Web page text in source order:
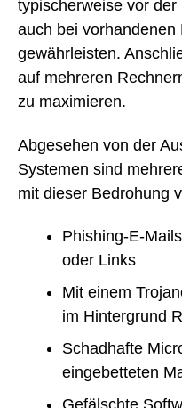
typischerweise vor
auch bei vorhandenen
gewährleisten.
auf mehreren
zu maximieren.
Abgesehen von der
Systemen sind
mit dieser Bedrohung
Phishing-E-
oder Links
Mit einem
im Hintergrund
Schadhafte
eingebetteten